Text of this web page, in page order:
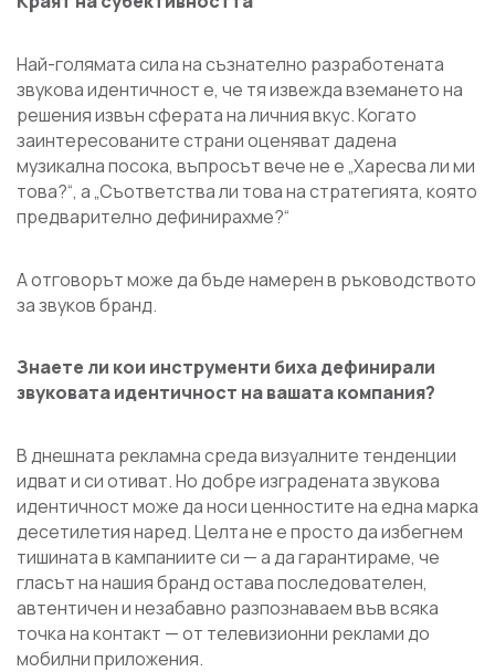
Най-голямата сила на съзнателно разработената
звукова идентичност е, че тя извежда вземането на
решения извън сферата на личния вкус. Когато
заинтересованите страни оценяват дадена
музикална посока, въпросът вече не е„Харесва ли ми
това?“, а „Съответства ли това на стратегията, която
предварително дефинирахме?“
А отговорът може да бъде намерен в ръководството
за звуков бранд.
Знаете ли кои инструменти биха дефинирали
звуковата идентичност на вашата компания?
В днешната рекламна среда визуалните тенденции
идват и си отиват. Но добре изградената звукова
идентичност може да носи ценностите на една марка
десетилетия наред. Целта не е просто да избегнем
тишината в кампаниите си — а да гарантираме, че
гласът на нашия бранд остава последователен,
автентичен и незабавно разпознаваем във всяка
точка на контакт — от телевизионни реклами до
мобилни приложения.